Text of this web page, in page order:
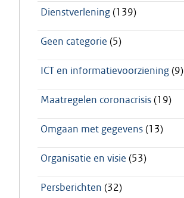
Dienstverlening(139)
Geen categorie (5)
ICT en informatievoorziening(9)
Maatregelen coronacrisis(19)
Omgaan met gegevens(13)
Organisatie en visie (53)
Persberichten (32)